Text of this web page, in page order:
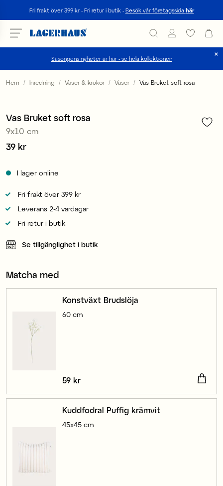
Fri frakt över 399 kr - Fri retur i butik - Besök vår företagssida här
Säsongens nyheter är här - se hela kollektionen
Välj språk / valuta
FI / EUR
Hem Inredning Vaser & krukor Vaser Vas Bruket soft rosa
Vas Bruket soft rosa
9x10 cm
Pris:39 kr
39 kr
I lager online
Fri frakt över 399 kr
Leverans 2-4 vardagar
Fri retur i butik
Se tillgänglighet i butik
Matcha med
Konstväxt Brudslöja
60 cm
Pris:
59 kr
Kuddfodral Puffig krämvit
45x45 cm